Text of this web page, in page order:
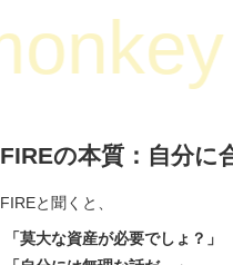
FIREの本質：自分に
FIREと聞くと、
「莫大な資産が必要でしょ？」